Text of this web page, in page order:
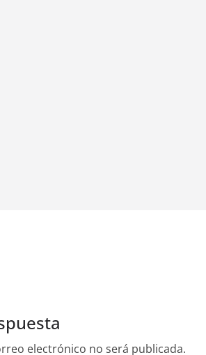
electrónico no será publicada.